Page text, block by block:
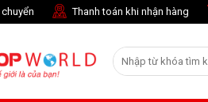
Thanh toán khi nhận hàng